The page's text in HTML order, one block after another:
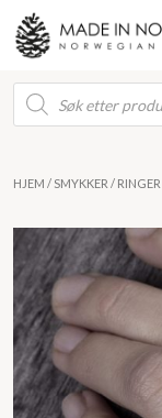
Products
search
HJEM / SMYKKER / RINGER